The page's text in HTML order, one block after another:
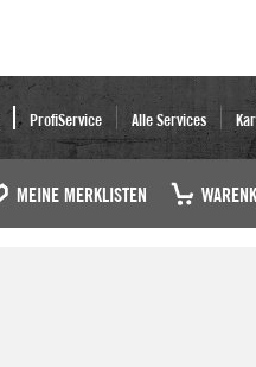
ProfiService Alle Services
MEINE MERKLISTEN